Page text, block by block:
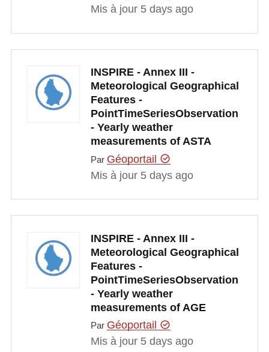
Mis à jour 5 days ago
INSPIRE - Annex III -
Meteorological Geographical
Features -
PointTimeSeriesObservation
- Yearly weather
measurements of ASTA
Par Géoportail
Mis à jour 5 days ago
INSPIRE - Annex III -
Meteorological Geographical
Features -
PointTimeSeriesObservation
- Yearly weather
measurements of AGE
Par Géoportail
Mis à jour 5 days ago